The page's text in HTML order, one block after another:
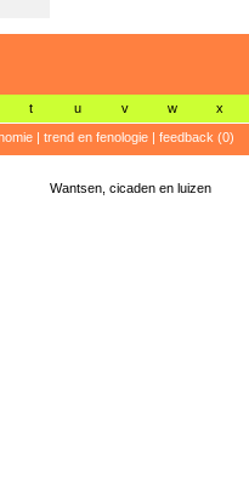
t u v w x
| trend en fenologie| feedback (0)
Wantsen, cicaden en luizen